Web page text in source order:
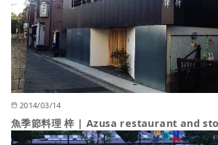
2014/03/14
魚季節料理 梓 | Azusa restaurant and